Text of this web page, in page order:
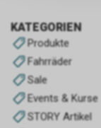
KATEGORIEN
Produkte
Fahrräder
Sale
Events & Kurse
STORY Artikel